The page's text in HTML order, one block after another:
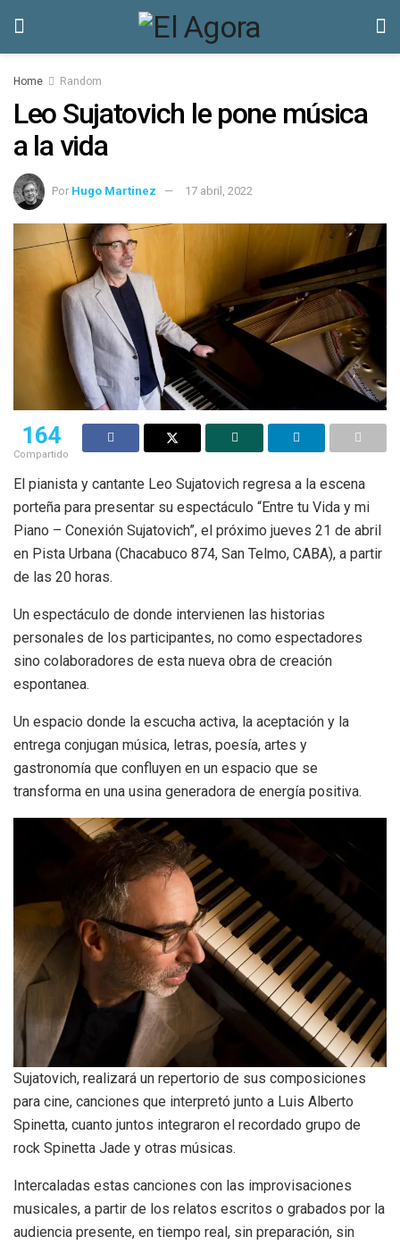
Home Random
Leo Sujatovich le pone música
a la vida
Por Hugo Martinez 17 abril, 2022
164
Compartido
El pianista y cantante Leo Sujatovich regresa a la escena
porteña para presentar su espectáculo “Entre tu Vida y mi
Piano – Conexión Sujatovich”, el próximo jueves 21 de abril
en Pista Urbana (Chacabuco 874, San Telmo, CABA), a partir
de las 20 horas.
Un espectáculo de donde intervienen las historias
personales de los participantes, no como espectadores
sino colaboradores de esta nueva obra de creación
espontanea.
Un espacio donde la escucha activa, la aceptación y la
entrega conjugan música, letras, poesía, artes y
gastronomía que confluyen en un espacio que se
transforma en una usina generadora de energía positiva.
Sujatovich, realizará un repertorio de sus composiciones
para cine, canciones que interpretó junto a Luis Alberto
Spinetta, cuanto juntos integraron el recordado grupo de
rock Spinetta Jade y otras músicas.
Intercaladas estas canciones con las improvisaciones
musicales, a partir de los relatos escritos o grabados por la
audiencia presente, en tiempo real, sin preparación, sin